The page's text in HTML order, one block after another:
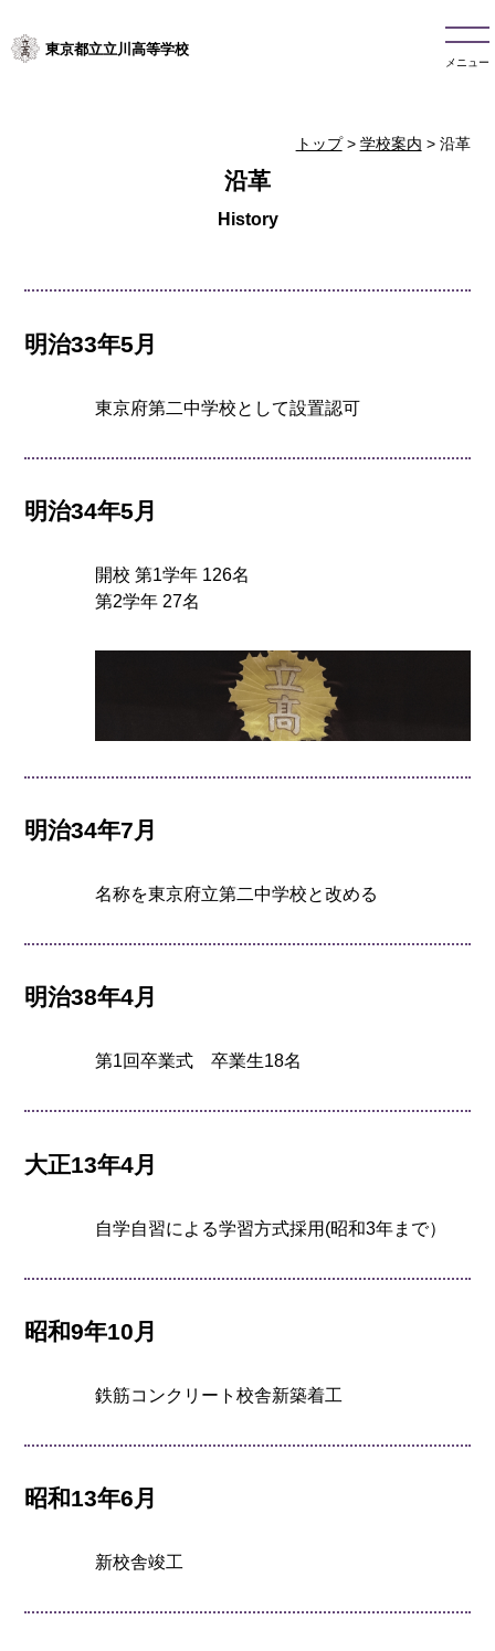
東京都立立川高等学校
メニュー
トップ> 学校案内 > 沿革
沿革
明治33年5月
東京府第二中学校として設置認可
明治34年5月
開校 第1学年 126名
第2学年 27名
明治34年7月
名称を東京府立第二中学校と改める
明治38年4月
第1回卒業式 卒業生18名
大正13年4月
自学自習による学習方式採用(昭和3年まで）
昭和9年10月
鉄筋コンクリート校舎新築着工
昭和13年6月
新校舎竣工